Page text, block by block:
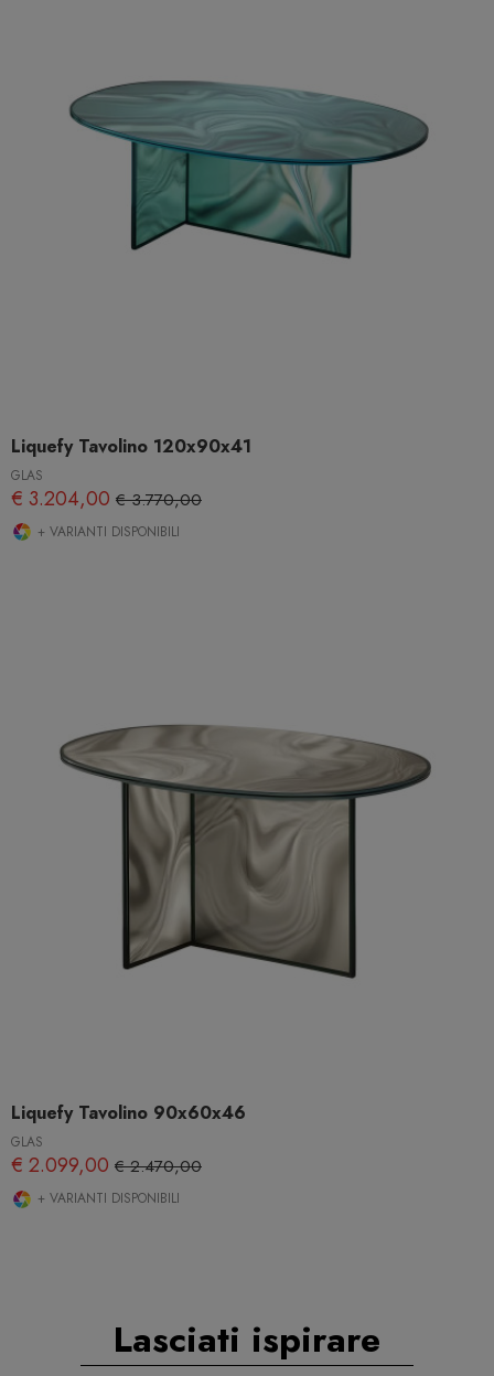
Liquefy Tavolino 120x90x41
GLAS
€ 3.204,00 € 3.770,00
+ VARIANTI DISPONIBILI
Liquefy Tavolino 90x60x46
GLAS
€ 2.099,00 € 2.470,00
+ VARIANTI DISPONIBILI
Lasciati ispirare